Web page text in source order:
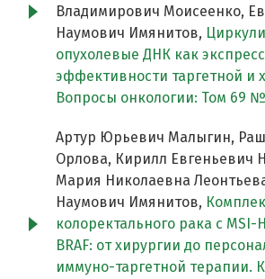
Владимирович Моисеенко,
Наумович Имянитов,
опухолевые ДНК как
эффективности таргетной и
Вопросы онкологии: Том 69 №
Артур Юрьевич Малыгин,
Орлова, Кирилл Евгеньевич
Мария Николаевна
Наумович Имянитов,
колоректального рака с MSI-
BRAF: от хирургии до
иммуно-таргетной терапии.